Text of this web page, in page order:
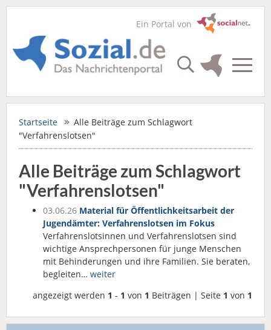
Ein Portal von
Startseite
Alle Beiträge zum Schlagwort
"Verfahrenslotsen"
Alle Beiträge zum Schlagwort
"Verfahrenslotsen"
03.06.26 Material für Öffentlichkeitsarbeit der
Jugendämter: Verfahrenslotsen im Fokus
Verfahrenslotsinnen und Verfahrenslotsen sind
wichtige Ansprechpersonen für junge Menschen
mit Behinderungen und ihre Familien. Sie beraten,
begleiten… weiter
angezeigt werden 1 - 1 von 1 Beiträgen | Seite 1 von 1